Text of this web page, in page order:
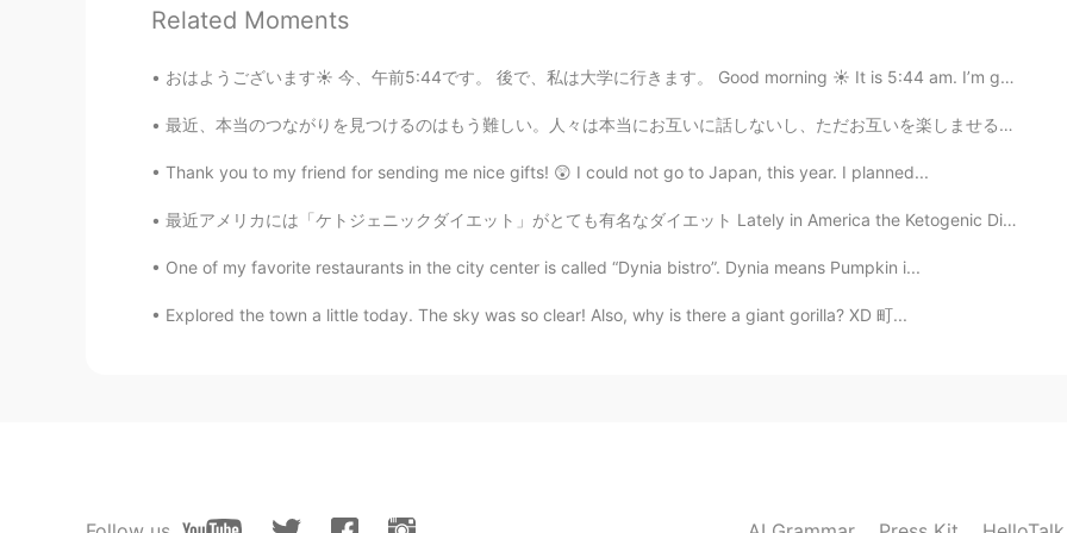
JP EN
さいきん、プログラマたちは悩んでるよなぁ。でも。
JP EN
素晴らしい仕事ですね😊✨
Related Moments
おはようございます☀ 今、午前5:44です。 後で、私は大学に行きます。 Good morning ☀️ It is 5:44 am. I’m going to my university...
最近、本当のつながりを見つけるのはもう難しい。人々は本当にお互いに話しないし、ただお互いを楽しませるかな？実質的な会話がない。本当の興味あまりがない。全ては、ただのゲームで、勝つのことばかりが大...
Thank you to my friend for sending me nice gifts! 😲 I could not go to Japan, this year. I planned...
最近アメリカには「ケトジェニックダイエット」がとても有名なダイエット Lately in America the Ketogenic Diet is very popular 2年前に私もその...
One of my favorite restaurants in the city center is called “Dynia bistro”. Dynia means Pumpkin i...
Explored the town a little today. The sky was so clear! Also, why is there a giant gorilla? XD 町...